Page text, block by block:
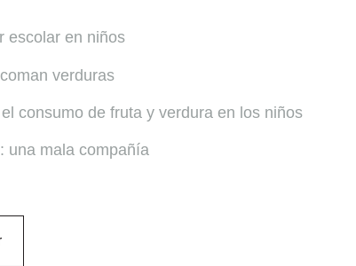
escolar en niños
verduras
consumo de fruta y verdura en los niños
una mala compañía